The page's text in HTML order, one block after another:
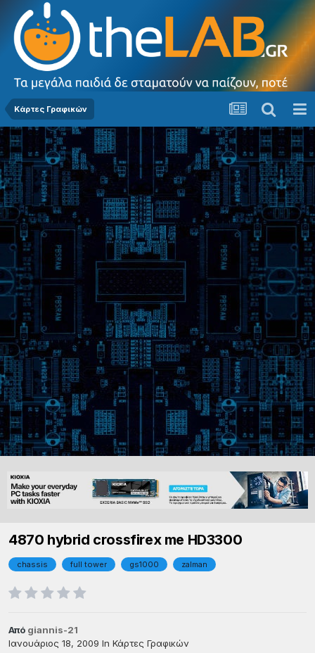
Κάρτες Γραφικών
4870 hybrid crossfirex me HD3300
chassis full tower gs1000 zalman
Από giannis-21
Ιανουάριος 18, 2009 In Κάρτες Γραφικών